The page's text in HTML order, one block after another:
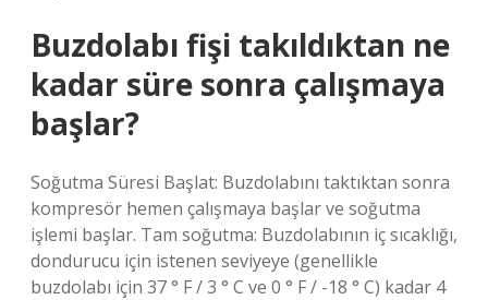
Buzdolabı fişi takıldıktan ne
kadar süre sonra çalışmaya
başlar?
Soğutma Süresi Başlat: Buzdolabını taktıktan sonra
kompresör hemen çalışmaya başlar ve soğutma
işlemi başlar. Tam soğutma: Buzdolabının iç sıcaklığı,
dondurucu için istenen seviyeye (genellikle
buzdolabı için 37 ° F / 3 ° C ve 0 ° F / -18 ° C) kadar 4